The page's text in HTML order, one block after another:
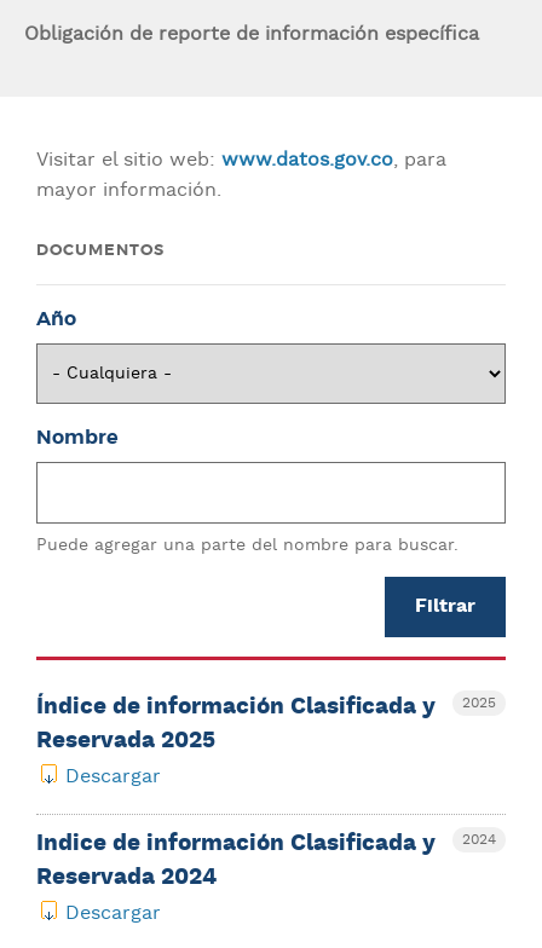
Obligación de reporte de información específica
Visitar el sitio web: www.datos.gov.co, para
mayor información.
DOCUMENTOS
Año
Nombre
Puede agregar una parte del nombre para buscar.
2025
Índice de información Clasificada y
Reservada 2025
Descargar
2024
Indice de información Clasificada y
Reservada 2024
Descargar